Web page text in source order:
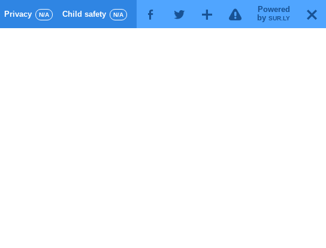
X
Powered
by SUR.LY
!
G
T
F
Privacy N/A Child safety N/A